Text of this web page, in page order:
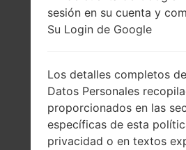
NA
sesión en su cuenta y
Su Login de Google
Los detalles completos
Datos Personales
proporcionados en las
específicas de esta
privacidad o en textos